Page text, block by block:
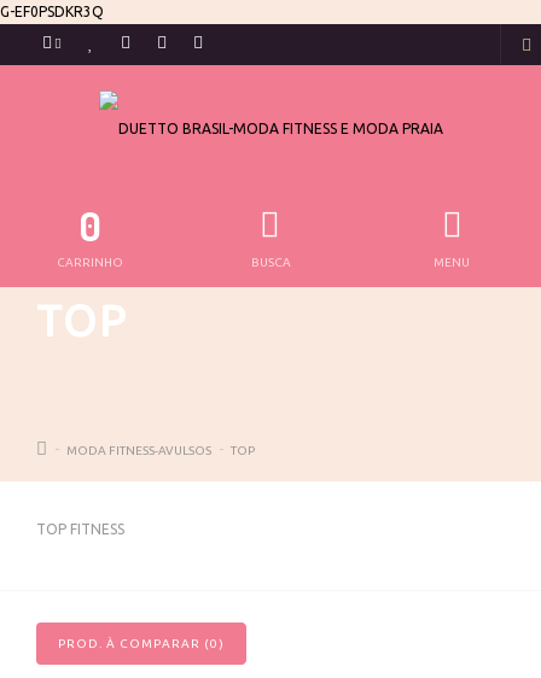
G-EF0PSDKR3Q
MENU
BUSCA
0
CARRINHO
TOP
MODA FITNESS-AVULSOS TOP
TOP FITNESS
PROD. À COMPARAR (0)